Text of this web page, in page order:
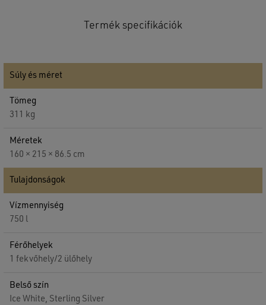
Termék specifikációk
Súly és méret
Tömeg
311 kg
Méretek
160 × 215 × 86.5 cm
Tulajdonságok
Vízmennyiség
750 l
Férőhelyek
1 fekvőhely/2 ülőhely
Belső szín
Ice White, Sterling Silver